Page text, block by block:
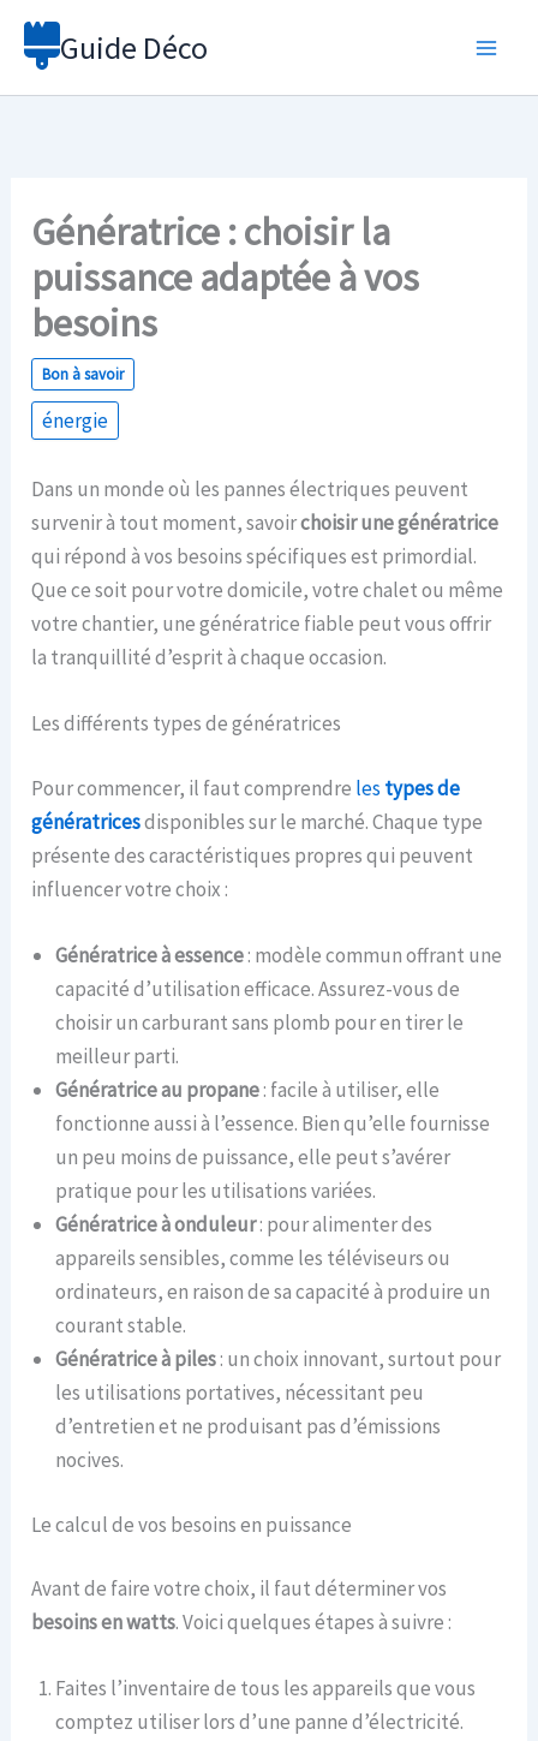
Aller
Guide Déco
Génératrice : choisir la
puissance adaptée à vos
besoins
Bon à savoir
énergie
Dans un monde où les pannes électriques peuvent
survenir à tout moment, savoirchoisir une génératrice
qui répond à vos besoins spécifiques est primordial.
Que ce soit pour votre domicile, votre chalet ou même
votre chantier, une génératrice fiable peut vous offrir
la tranquillité d’esprit à chaque occasion.
Les différents types de génératrices
Pour commencer, il faut comprendre les types de
génératricesdisponibles sur le marché. Chaque type
présente des caractéristiques propres qui peuvent
influencer votre choix :
Génératrice à essence: modèle commun offrant une
capacité d’utilisation efficace. Assurez-vous de
choisir un carburant sans plomb pour en tirer le
meilleur parti.
Génératrice au propane: facile à utiliser, elle
fonctionne aussi à l’essence. Bien qu’elle fournisse
un peu moins de puissance, elle peut s’avérer
pratique pour les utilisations variées.
Génératrice à onduleur: pour alimenter des
appareils sensibles, comme les téléviseurs ou
ordinateurs, en raison de sa capacité à produire un
courant stable.
Génératrice à piles: un choix innovant, surtout pour
les utilisations portatives, nécessitant peu
d’entretien et ne produisant pas d’émissions
nocives.
Le calcul de vos besoins en puissance
Avant de faire votre choix, il faut déterminer vos
besoins en watts. Voici quelques étapes à suivre :
Faites l’inventaire de tous les appareils que vous
comptez utiliser lors d’une panne d’électricité.